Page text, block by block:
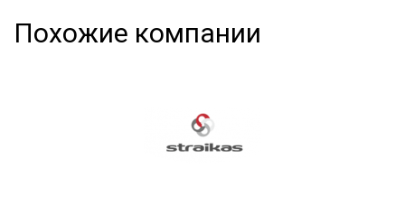
Похожие компании